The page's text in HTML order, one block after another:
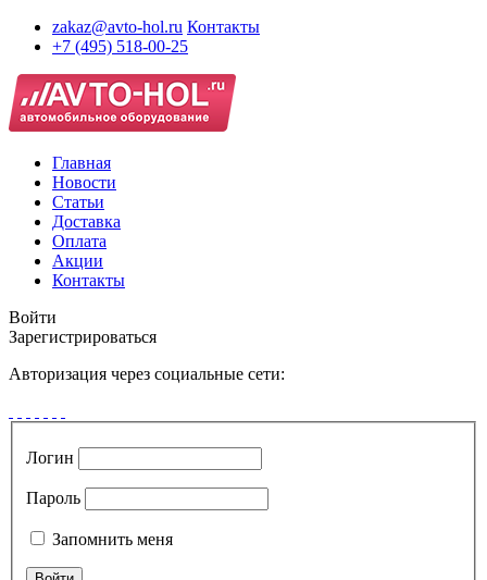
zakaz@avto-hol.ru Контакты
+7 (495) 518-00-25
Главная
Новости
Статьи
Доставка
Оплата
Акции
Контакты
Войти
Зарегистрироваться
Авторизация через социальные сети:
Логин
Пароль
Запомнить меня